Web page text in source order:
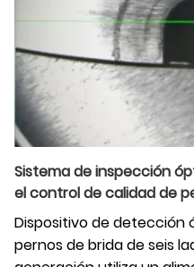
Sistema de inspección
el control de calidad de
Dispositivo de
pernos de brida de seis